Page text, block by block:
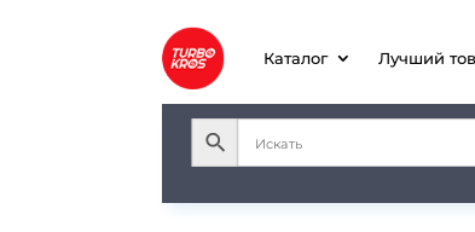
Каталог Лучший